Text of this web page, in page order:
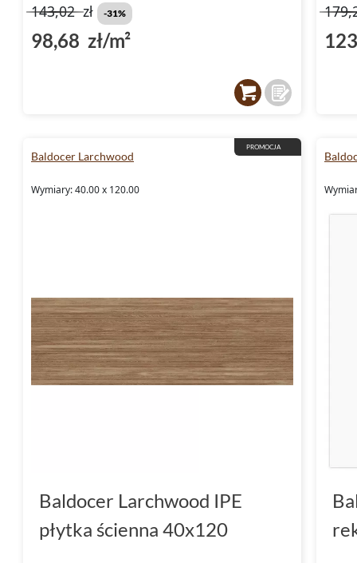
143,02zł -31%
98,68 zł/m²
PROMOCJA
Baldocer Larchwood
Wymiary: 40.00 x 120.00
Baldocer Larchwood IPE
płytka ścienna 40x120